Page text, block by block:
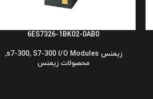
6ES7326-1BK02-0AB0
زیمنس s7-300 , S7-300 I/O Modules
,
محصولات زیمنس